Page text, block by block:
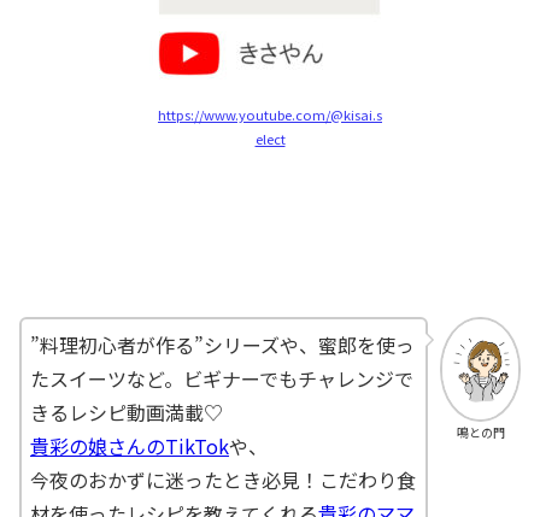
https://www.youtube.com/@kisai.s
elect
鳴との門
”料理初心者が作る”シリーズや、蜜郎を使っ
たスイーツなど。ビギナーでもチャレンジで
きるレシピ動画満載♡
貴彩の娘さんのTikTokや、
今夜のおかずに迷ったとき必見！こだわり食